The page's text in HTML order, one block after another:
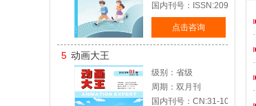
国内刊号：ISSN:2095-2023
点击咨询
5 动画大王
级别：省级
周期：双月刊
国内刊号：CN:31-1074/J